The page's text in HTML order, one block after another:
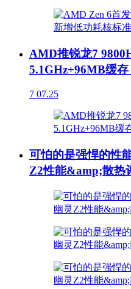
AMD推锐龙7
5.1GHz+96MB缓
7 07.25
可怕的是强悍的性
Z2性能&amp;散热